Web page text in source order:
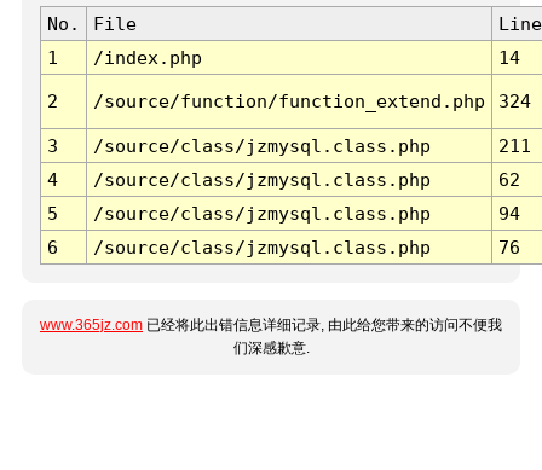
No. File
Line
1
/index.php 14
2 /source/function/function_extend.php 324
3 /source/class/jzmysql.class.php
211
4
/source/class/jzmysql.class.php
62
5
/source/class/jzmysql.class.php
94
6
/source/class/jzmysql.class.php 76
www.365jz.com 已经将此出错信息详细记录, 由此给您带来的访问不便我
们深感歉意.